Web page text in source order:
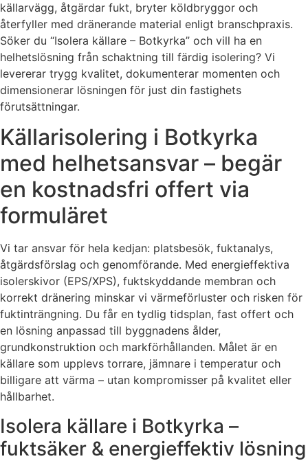
källarvägg, åtgärdar fukt, bryter köldbryggor och
återfyller med dränerande material enligt branschpraxis.
Söker du “Isolera källare – Botkyrka” och vill ha en
helhetslösning från schaktning till färdig isolering? Vi
levererar trygg kvalitet, dokumenterar momenten och
dimensionerar lösningen för just din fastighets
förutsättningar.
Källarisolering i Botkyrka
med helhetsansvar – begär
en kostnadsfri offert via
formuläret
Vi tar ansvar för hela kedjan: platsbesök, fuktanalys,
åtgärdsförslag och genomförande. Med energieffektiva
isolerskivor (EPS/XPS), fuktskyddande membran och
korrekt dränering minskar vi värmeförluster och risken för
fuktinträngning. Du får en tydlig tidsplan, fast offert och
en lösning anpassad till byggnadens ålder,
grundkonstruktion och markförhållanden. Målet är en
källare som upplevs torrare, jämnare i temperatur och
billigare att värma – utan kompromisser på kvalitet eller
hållbarhet.
Isolera källare i Botkyrka –
fuktsäker & energieffektiv lösning